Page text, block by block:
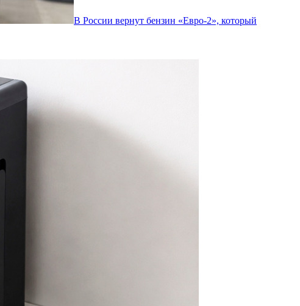
В России вернут бензин «Евро-2», который